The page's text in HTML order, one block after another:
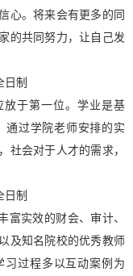
心。将来会有更多的同
的共同努力，让自己发
日制
放于第一位。学业是基
通过学院老师安排的实
社会对于人才的需求，
日制
富实效的财会、审计、
及知名院校的优秀教师
习过程多以互动案例为